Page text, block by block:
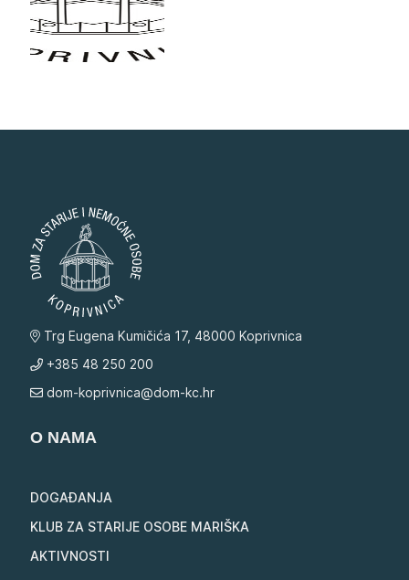
Trg Eugena Kumičića 17, 48000 Koprivnica
+385 48 250 200
dom-koprivnica@dom-kc.hr
O NAMA
DOGAĐANJA
KLUB ZA STARIJE OSOBE MARIŠKA
AKTIVNOSTI